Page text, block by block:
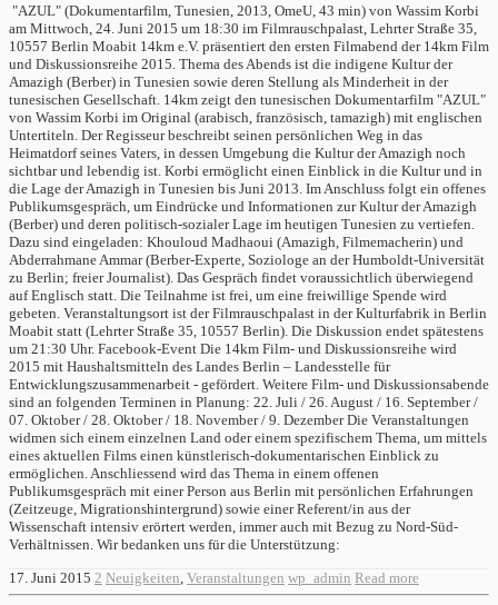
"AZUL" (Dokumentarfilm, Tunesien, 2013, OmeU, 43 min) von Wassim Korbi
am Mittwoch, 24. Juni 2015 um 18:30 im Filmrauschpalast, Lehrter Straße 35,
10557 Berlin Moabit 14km e.V. präsentiert den ersten Filmabend der 14km Film
und Diskussionsreihe 2015. Thema des Abends ist die indigene Kultur der
Amazigh (Berber) in Tunesien sowie deren Stellung als Minderheit in der
tunesischen Gesellschaft. 14km zeigt den tunesischen Dokumentarfilm "AZUL"
von Wassim Korbi im Original (arabisch, französisch, tamazigh) mit englischen
Untertiteln. Der Regisseur beschreibt seinen persönlichen Weg in das
Heimatdorf seines Vaters, in dessen Umgebung die Kultur der Amazigh noch
sichtbar und lebendig ist. Korbi ermöglicht einen Einblick in die Kultur und in
die Lage der Amazigh in Tunesien bis Juni 2013. Im Anschluss folgt ein offenes
Publikumsgespräch, um Eindrücke und Informationen zur Kultur der Amazigh
(Berber) und deren politisch-sozialer Lage im heutigen Tunesien zu vertiefen.
Dazu sind eingeladen: Khouloud Madhaoui (Amazigh, Filmemacherin) und
Abderrahmane Ammar (Berber-Experte, Soziologe an der Humboldt-Universität
zu Berlin; freier Journalist). Das Gespräch findet voraussichtlich überwiegend
auf Englisch statt. Die Teilnahme ist frei, um eine freiwillige Spende wird
gebeten. Veranstaltungsort ist der Filmrauschpalast in der Kulturfabrik in Berlin
Moabit statt (Lehrter Straße 35, 10557 Berlin). Die Diskussion endet spätestens
um 21:30 Uhr. Facebook-Event Die 14km Film- und Diskussionsreihe wird
2015 mit Haushaltsmitteln des Landes Berlin – Landesstelle für
Entwicklungszusammenarbeit - gefördert. Weitere Film- und Diskussionsabende
sind an folgenden Terminen in Planung: 22. Juli / 26. August / 16. September /
07. Oktober / 28. Oktober / 18. November / 9. Dezember Die Veranstaltungen
widmen sich einem einzelnen Land oder einem spezifischem Thema, um mittels
eines aktuellen Films einen künstlerisch-dokumentarischen Einblick zu
ermöglichen. Anschliessend wird das Thema in einem offenen
Publikumsgespräch mit einer Person aus Berlin mit persönlichen Erfahrungen
(Zeitzeuge, Migrationshintergrund) sowie einer Referent/in aus der
Wissenschaft intensiv erörtert werden, immer auch mit Bezug zu Nord-Süd-
Verhältnissen. Wir bedanken uns für die Unterstützung:
17. Juni 2015 2 Neuigkeiten Veranstaltungen wp_admin Read more